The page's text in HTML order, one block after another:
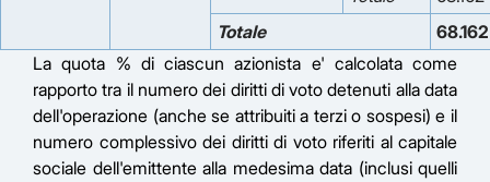
Totale
68.162
La quota % di ciascun azionista e' calcolata come
rapporto tra il numero dei diritti di voto detenuti alla data
dell'operazione (anche se attribuiti a terzi o sospesi) e il
numero complessivo dei diritti di voto riferiti al capitale
sociale dell'emittente alla medesima data (inclusi quelli